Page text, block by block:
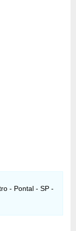
- Pontal - SP -